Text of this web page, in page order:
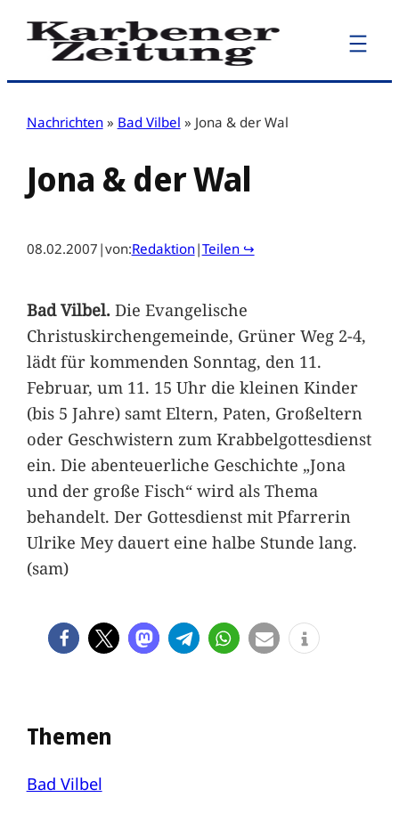
Zum
Inhalt
Nachrichten » Bad Vilbel » Jona & der Wal
Jona & der Wal
08.02.2007 |von:Redaktion|Teilen ↪
Bad Vilbel.Die Evangelische
Christuskirchengemeinde, Grüner Weg 2-4,
lädt für kommenden Sonntag, den 11.
Februar, um 11. 15 Uhr die kleinen Kinder
(bis 5 Jahre) samt Eltern, Paten, Großeltern
oder Geschwistern zum Krabbelgottesdienst
ein. Die abenteuerliche Geschichte „Jona
und der große Fisch“ wird als Thema
behandelt. Der Gottesdienst mit Pfarrerin
Ulrike Mey dauert eine halbe Stunde lang.
(sam)
Themen
Bad Vilbel